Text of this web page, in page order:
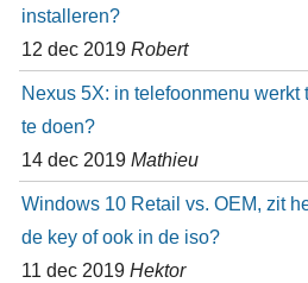
installeren?
12 dec 2019 Robert
Nexus 5X: in telefoonmenu werkt
te doen?
14 dec 2019 Mathieu
Windows 10 Retail vs. OEM, zit
de key of ook in de iso?
11 dec 2019 Hektor